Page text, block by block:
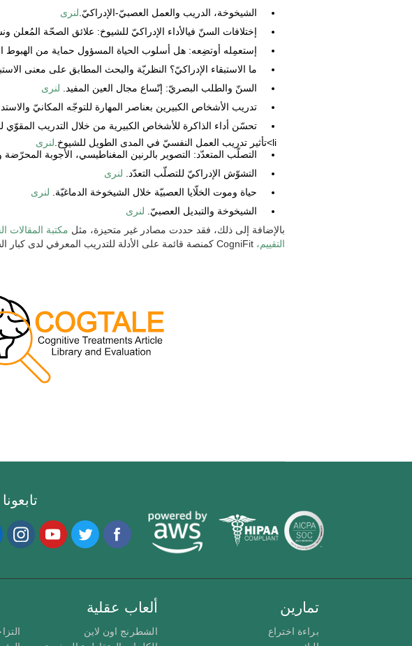
الشيخوخة، الدريب والعمل العصبيّ-الإدراكيّ. لنرى
إختلافات السنّ فيالأداء الإدراكيّ للشيوخ: علائق الصحّة المُعلن
إستعمِله أوتضِعه: هل أسلوب الحياة المسؤول حماية من الهبوط
ما الاستبقاء الإدراكيّ؟ النظريّة والبحث المطابق على معنى
السنّ والطلب البصريّ: إتّساع مجال العين المفيد. لنرى
تدريب الأشخاص الكبيرين بعناصر المهارة للتوجّه المكانيّ
تحسّن أداء الذاكرة للأشخاص الكبيرية من خلال التدريب المقوّي
li>تأثير تدريب العمل النفسيّ في المدى الطويل للشيوخ.
لنرى
التصلّب المتعدّد: التصوير بالرنين المغناطيسي، الأجوبة المحرّضة
التشوّش الإدراكيّ للتصلّب التعدّد. لنرى
حياة وموت الخلّايا العصبيّة خلال الشيخوخة الدماغيّة. لنرى
الشيخوخة والتبديل العصبيّ. لنرى
بالإضافة إلى ذلك، فقد حددت مصادر غير متحيزة، مثل مكتبة المقالات
التقييم،
ألعاب عقلية
الشطرنج اون لاين
تمارين
براءة اختراع